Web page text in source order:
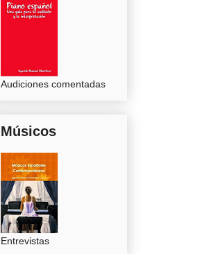
Audiciones comentadas
Músicos
Entrevistas